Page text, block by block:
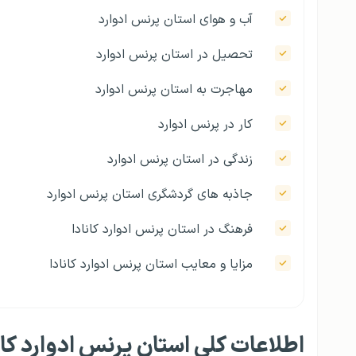
آب و هوای استان پرنس ادوارد
تحصیل در استان پرنس ادوارد
مهاجرت به استان پرنس ادوارد
کار در پرنس ادوارد
زندگی در استان پرنس ادوارد
جاذبه های گردشگری استان پرنس ادوارد
فرهنگ در استان پرنس ادوارد کانادا
مزایا و معایب استان پرنس ادوارد کانادا
اطلاعات کلی استان پرنس ادوارد